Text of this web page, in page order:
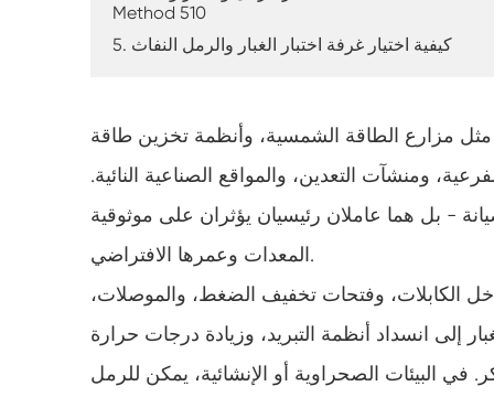
Method 510
5. كيفية اختيار غرفة اختبار الغبار والرمل النفاث
مثل مزارع الطاقة الشمسية، وأنظمة تخزين طاقة
ومنشآت التعدين، والمواقع الصناعية النائية.
- بل هما عاملان رئيسيان يؤثران على موثوقية
المعدات وعمرها الافتراضي.
الكابلات، وفتحات تخفيف الضغط، والموصلات،
إلى انسداد أنظمة التبريد، وزيادة درجات حرارة
البيئات الصحراوية أو الإنشائية، يمكن للرمل